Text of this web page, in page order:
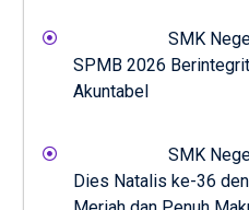
SMK
SPMB 2026
Akuntabel
SMK
Dies Natalis ke-36